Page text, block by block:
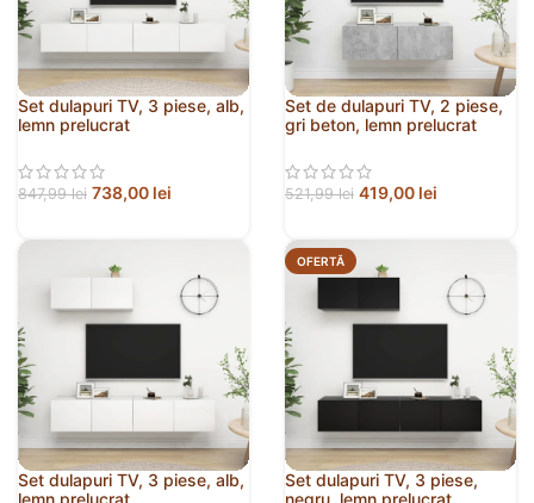
Set dulapuri TV, 3 piese, alb,
lemn prelucrat
847,99lei 738,00 lei
Set de dulapuri TV, 2 piese,
gri beton, lemn prelucrat
521,99lei 419,00 lei
Set dulapuri TV, 3 piese, alb,
lemn prelucrat
OFERTĂ
Set dulapuri TV, 3 piese,
negru, lemn prelucrat